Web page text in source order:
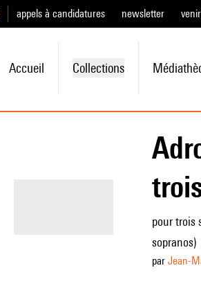
appels à candidatures newsletter
Accueil Collections
pour trois
sopranos)
par Jean-